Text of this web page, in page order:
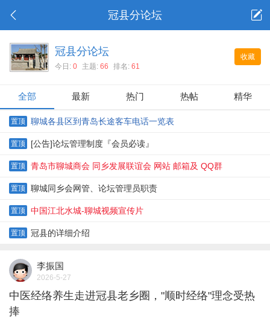
冠县分论坛
收藏
冠县分论坛
今日: 0 主题: 66 排名: 61
全部 最新 热门 热帖 精华
置顶 聊城各县区到青岛长途客车电话一览表
置顶 [公告]论坛管理制度『会员必读』
置顶 青岛市聊城商会 同乡发展联谊会 网站 邮箱及 QQ群
置顶 聊城同乡会网管、论坛管理员职责
置顶 中国江北水城-聊城视频宣传片
置顶 冠县的详细介绍
李振国
2026-5-27
中医经络养生走进冠县老乡圈，"顺时经络"理念受热
捧